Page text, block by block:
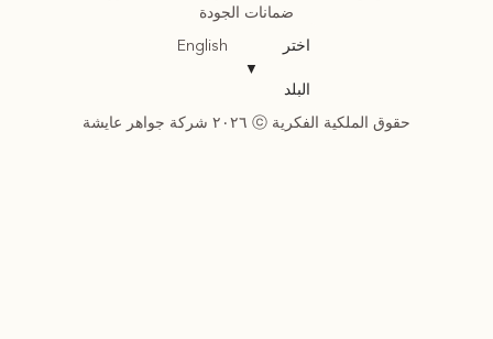
ضمانات الجودة
اختر
البلد
▼
English
حقوق الملكية الفكرية ⓒ ٢٠٢٦ شركة جواهر عايشة